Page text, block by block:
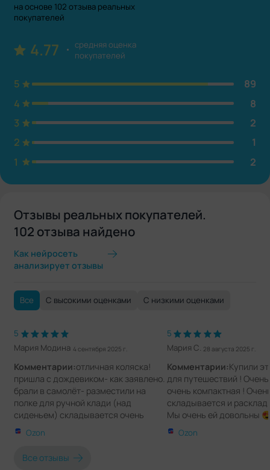
на основе 102 отзыва реальных
покупателей
4.77
средняя оценка
покупателей
5
89
4
8
3
2
2
1
1
2
Отзывы реальных покупателей.
102 отзыва найдено
Как нейросеть
анализирует отзывы
Все С высокими оценками С низкими оценками
5
Мария Модина 4 сентября 2025 г.
Комментарии:отличная коляска!
пришла с дождевиком- как заявлено.
брали в самолёт- разместили на
полке для ручной клади (над
сиденьем) складывается очень
легко. Ребёнку на 1,3 брали, она в ней
спала на прогулке. Коляска очень
понравилась! бампер тоже есть
,снимается. Только плюсы!!
Ozon
5
Мария С. 28 августа 2025 г.
Комментарии:Купили
для путешествий !
очень компактная !
складывается и
Мы очень ей довольны
нее рюкзак , очень
размеру
Ozon
Все отзывы